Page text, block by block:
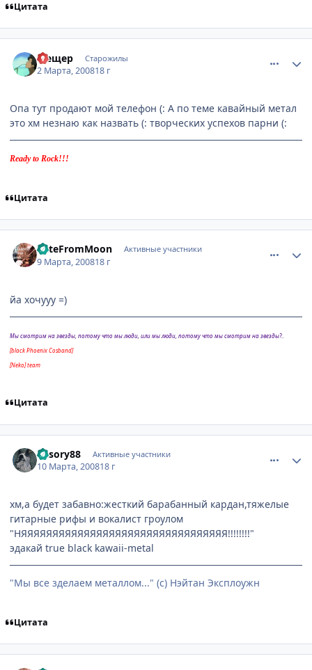
Цитата
Мещер Старожилы
2 Марта, 200818 г
Опа тут продают мой телефон (: А по теме кавайный метал
это хм незнаю как назвать (: творческих успехов парни (:
Ready to Rock!!!
Цитата
KateFromMoon Активные участники
9 Марта, 200818 г
йа хочууу =)
Мы смотрим на звезды, потому что мы люди, или мы люди, потому что мы смотрим на звезды?..
[black Phoenix Cosband]
[Neko] team
Цитата
Vasory88 Активные участники
10 Марта, 200818 г
хм,а будет забавно:жесткий барабанный кардан,тяжелые
гитарные рифы и вокалист гроулом
"НЯЯЯЯЯЯЯЯЯЯЯЯЯЯЯЯЯЯЯЯЯЯЯЯЯЯЯЯЯЯЯЯЯ!!!!!!!!"
эдакай true black kawaii-metal
"Мы все зделаем металлом..." (с) Нэйтан Эксплоужн
Цитата